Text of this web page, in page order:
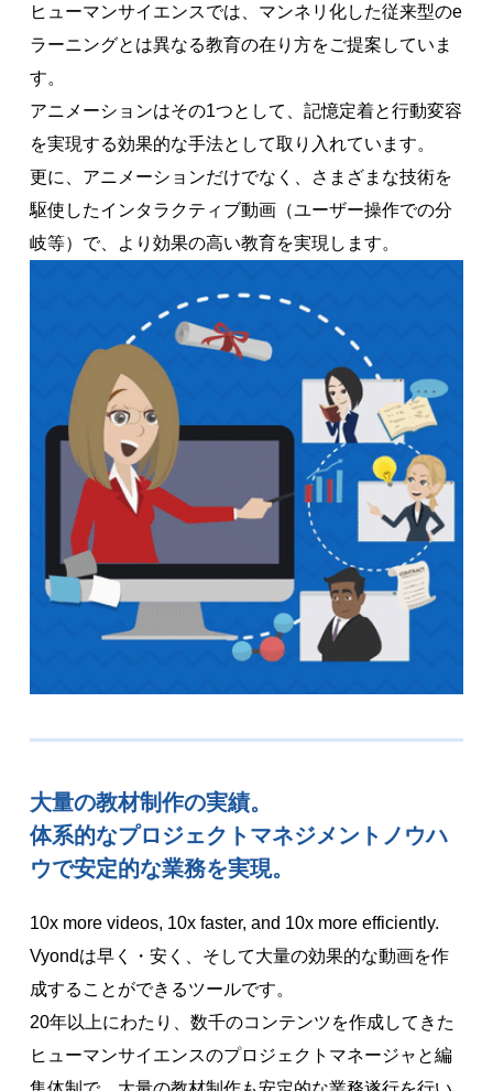
ヒューマンサイエンスでは、マンネリ化した従来型のe
ラーニングとは異なる教育の在り方をご提案していま
す。
アニメーションはその1つとして、記憶定着と行動変容
を実現する効果的な手法として取り入れています。
更に、アニメーションだけでなく、さまざまな技術を
駆使したインタラクティブ動画（ユーザー操作での分
岐等）で、より効果の高い教育を実現します。
大量の教材制作の実績。
体系的なプロジェクトマネジメントノウハ
ウで安定的な業務を実現。
10x more videos, 10x faster, and 10x more efficiently.
Vyondは早く・安く、そして大量の効果的な動画を作
成することができるツールです。
20年以上にわたり、数千のコンテンツを作成してきた
ヒューマンサイエンスのプロジェクトマネージャと編